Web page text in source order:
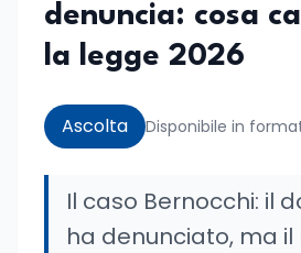
denuncia: cosa
la legge 2026
Ascolta Disponibile in
Il caso Bernocchi: il
ha denunciato, ma il